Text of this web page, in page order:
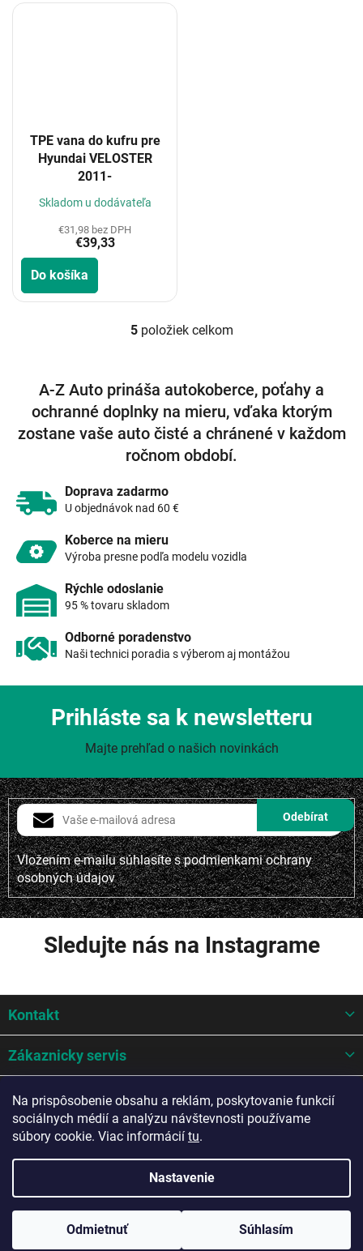
Na prispôsobenie obsahu a reklám, poskytovanie funkcií
sociálnych médií a analýzu návštevnosti používame
súbory cookie. Viac informácií tu.
Nastavenie
Odmietnuť Súhlasím
TPE vana do kufru pre
Hyundai VELOSTER
2011-
Skladom u dodávateľa
€31,98 bez DPH
€39,33
Do košíka
O
á
d
a
c
i
e
v
5položiek celkom
A-Z Auto prináša autokoberce, poťahy a
ochranné doplnky na mieru, vďaka ktorým
zostane vaše auto čisté a chránené v každom
ročnom období.
Doprava zadarmo
U objednávok nad 60 €
Koberce na mieru
Výroba presne podľa modelu vozidla
Rýchle odoslanie
95 % tovaru skladom
Odborné poradenstvo
Naši technici poradia s výberom aj montážou
Vložením e-mailu súhlasíte spodmienkami ochrany
osobných údajov
Prihláste sa k newsletteru
Majte prehľad o našich novinkách
Sledujte nás na Instagrame
p
t
Kontakt
Zákaznicky servis
Mohlo by sa hodit
Potrebujete poradiť?
Copyright 2026A-Z AUTO Slovakia s.r.o.. Všetky práva vyhradené.
Upraviť nastavenie cookies